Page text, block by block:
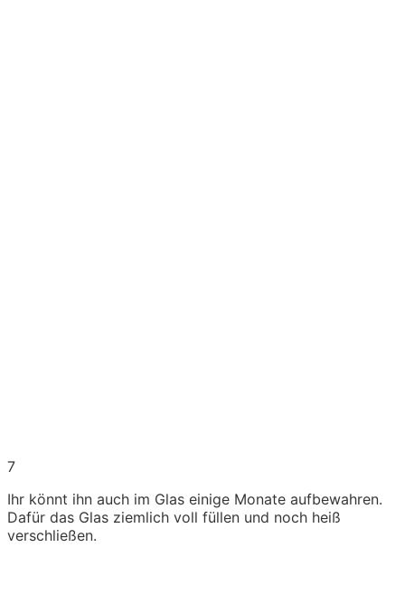
7
Ihr könnt ihn auch im Glas einige Monate aufbewahren.
Dafür das Glas ziemlich voll füllen und noch heiß
verschließen.